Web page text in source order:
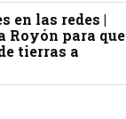
en las redes |
Royón para que
tierras a